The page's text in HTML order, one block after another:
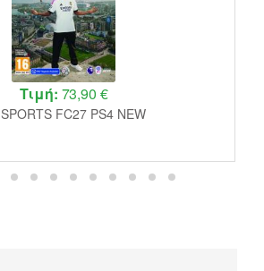
Τιμή: 73,90 €
FC27 PS4 NEW